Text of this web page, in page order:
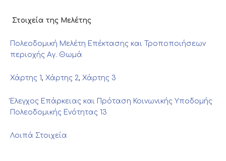
Στοιχεία της Μελέτης
Πολεοδομική Μελέτη Επέκτασης και Τροποποιήσεων
περιοχής Αγ. Θωμά
Χάρτης 1, Χάρτης 2, Χάρτης 3
Έλεγχος Επάρκειας και Πρόταση Κοινωνικής Υποδομής
Πολεοδομικής Ενότητας 13
Λοιπά Στοιχεία